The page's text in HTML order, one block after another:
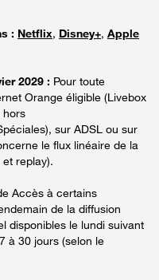
: Netflix, Disney+, Apple
2029 : Pour toute
Orange éligible (Livebox
hors
sur ADSL ou sur
le flux linéaire de la
replay).
Accès à certains
de la diffusion
disponibles le lundi suivant
à 30 jours (selon le